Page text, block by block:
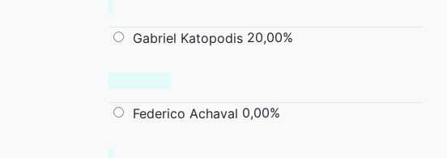
Gabriel Katopodis 20,00%
Federico Achaval 0,00%